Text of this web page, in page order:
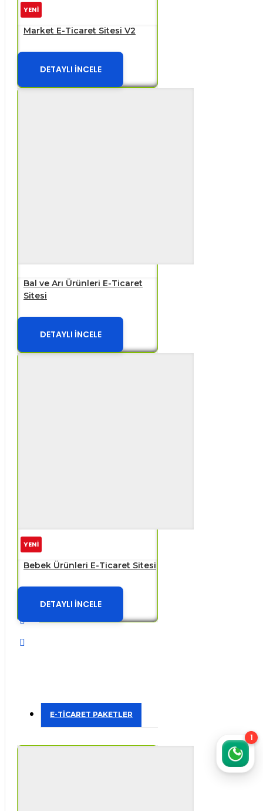
YENİ
Market E-Ticaret Sitesi V2
DETAYLI İNCELE
Bal ve Arı Ürünleri E-Ticaret
Sitesi
DETAYLI İNCELE
YENİ
Bebek Ürünleri E-Ticaret Sitesi
DETAYLI İNCELE
E-TİCARET PAKETLER
1